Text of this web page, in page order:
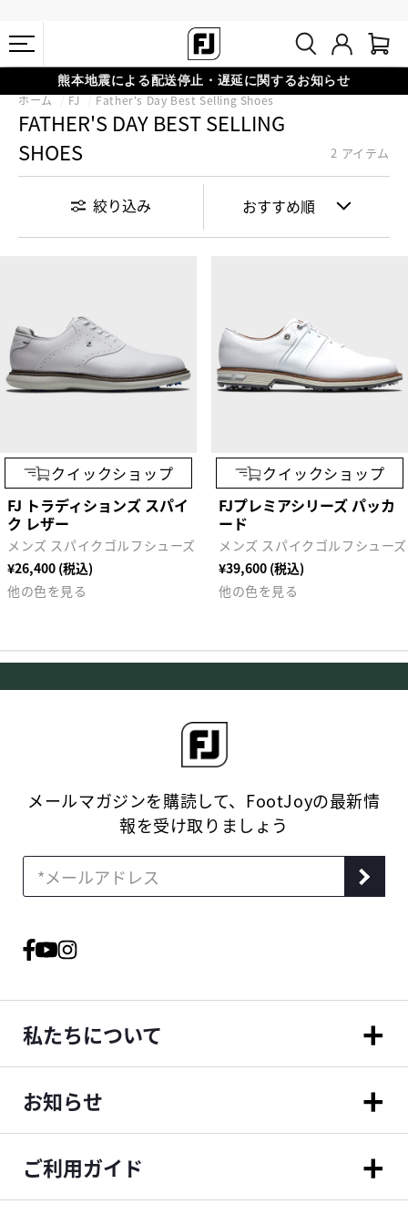
熊本地震による配送停止・遅延に関するお知らせ
#1 SHOE IN GOLF #1 GLOVE IN GOLF
会員特典リニューアル 5,500円（税込）以上で送料無料 非会員様は
11,000円
ホーム FJ Father's Day Best Selling Shoes
FATHER'S DAY BEST SELLING
SHOES
2 アイテム
絞り込み
クイックショップ
FJ トラディションズ スパイ
ク レザー
メンズ スパイクゴルフシューズ
¥26,400 (税込)
他の色を見る
クイックショップ
FJプレミアシリーズ パッカ
ード
メンズ スパイクゴルフシューズ
¥39,600 (税込)
他の色を見る
メールマガジンを購読して、FootJoyの最新情
報を受け取りましょう
私たちについて
お知らせ
ご利用ガイド